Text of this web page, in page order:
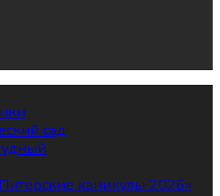
сад
каникулы 2026»